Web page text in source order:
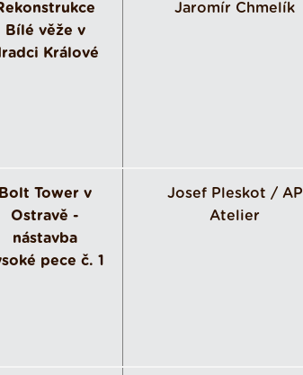
Bílé věže v
Králové
Jaromír Chmelík
Bolt Tower v
Ostravě -
nástavba
pece č. 1
Josef Pleskot / AP
Atelier